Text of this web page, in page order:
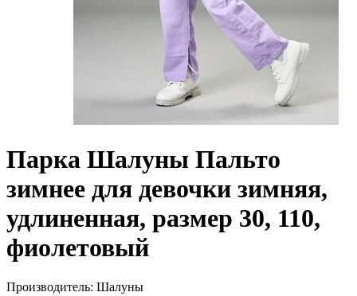
Парка Шалуны Пальто
зимнее для девочки зимняя,
удлиненная, размер 30, 110,
фиолетовый
Производитель: Шалуны